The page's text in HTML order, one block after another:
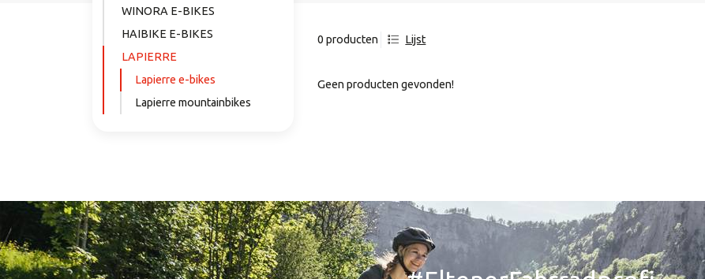
0 producten Lijst
Geen producten gevonden!
WINORA E-BIKES
HAIBIKE E-BIKES
LAPIERRE
Lapierre e-bikes
Lapierre mountainbikes